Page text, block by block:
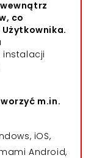
co
instalacji
m.in.
iOS,
Android,